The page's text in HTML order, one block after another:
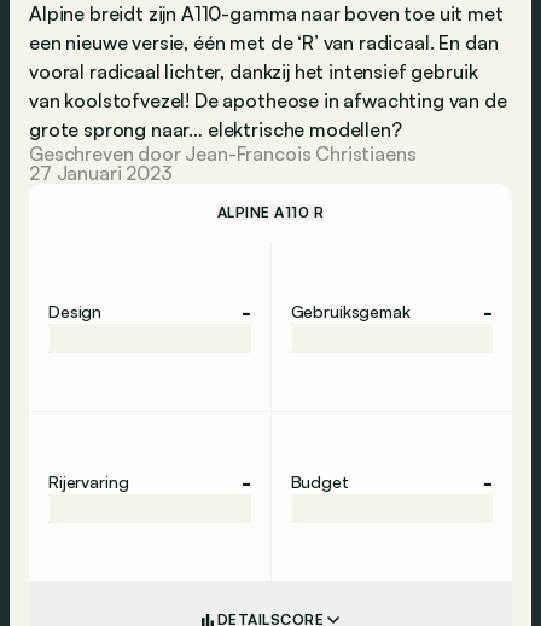
Alpine breidt zijn A110-gamma naar boven toe uit met
een nieuwe versie, één met de ‘R’ van radicaal. En dan
vooral radicaal lichter, dankzij het intensief gebruik
van koolstofvezel! De apotheose in afwachting van de
grote sprong naar… elektrische modellen?
Geschreven door Jean-Francois Christiaens
27 Januari 2023
ALPINE A110 R
Design - Gebruiksgemak -
Rijervaring - Budget -
DETAILSCORE